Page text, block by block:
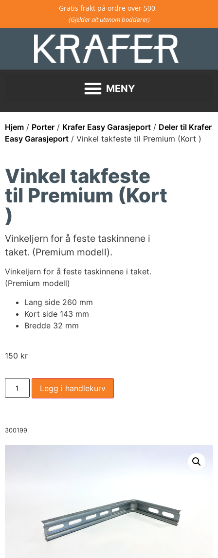
Gratis frakt på ordre over 500,-
(Gjelder alt utenom boddører)
Hjem / Porter / Krafer Easy Garasjeport / Deler til Krafer
Easy Garasjeport / Vinkel takfeste til Premium (Kort )
Vinkel takfeste
til Premium (Kort
)
Vinkeljern for å feste taskinnene i
taket. (Premium modell).
Vinkeljern for å feste taskinnene i taket.
(Premium modell)
Lang side 260 mm
Kort side 143 mm
Bredde 32 mm
150 kr
Legg i handlekurv
300199